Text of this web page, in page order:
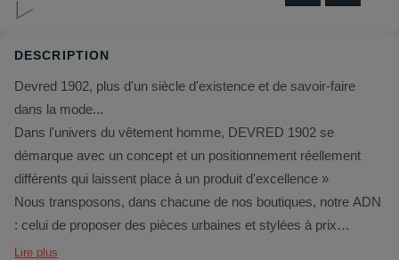
DESCRIPTION
Devred 1902, plus d'un siècle d'existence et de savoir-faire
dans la mode...
Dans l'univers du vêtement homme, DEVRED 1902 se
démarque avec un concept et un positionnement réellement
différents qui laissent place à un produit d'excellence »
Nous transposons, dans chacune de nos boutiques, notre ADN
: celui de proposer des pièces urbaines et stylées à prix
accessibles le tout dans une ambiance détendue et jeune. Ici, la
Lire plus